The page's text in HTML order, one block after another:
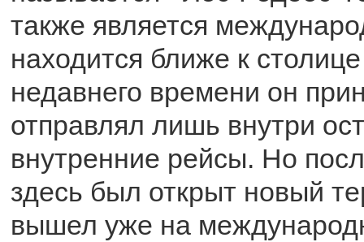
также является
находится ближе к
недавнего времени он
отправлял лишь внутри
внутренние рейсы. Но
здесь был открыт новый
вышел уже на